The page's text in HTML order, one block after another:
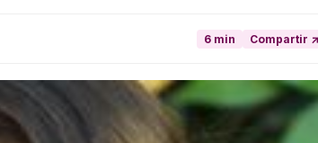
6 min Compartir ↗